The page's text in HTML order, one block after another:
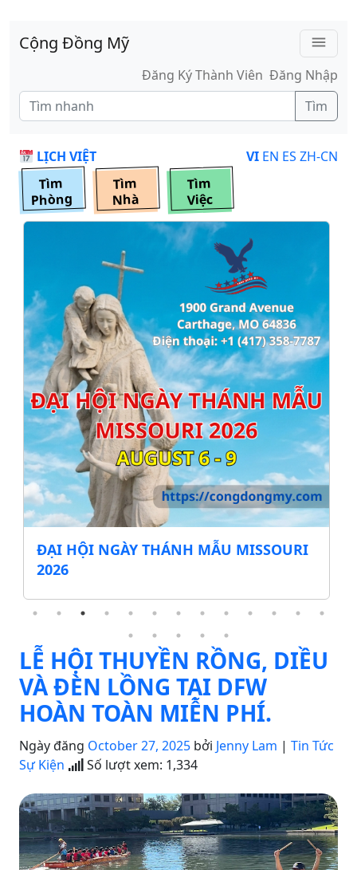
Cộng Đồng Mỹ
menu
Đăng Ký Thành Viên Đăng Nhập
Tìm
LỊCH VIỆT VI EN ES ZH-CN
Tìm
Phòng
Tìm
Nhà
Tìm
Việc
ĐẠI HỘI NGÀY THÁNH MẪU MISSOURI
2026
LỄ HỘI THUYỀN RỒNG, DIỀU
VÀ ĐÈN LỒNG TẠI DFW
HOÀN TOÀN MIỄN PHÍ.
Ngày đăng October 27, 2025 bởi Jenny Lam | Tin Tức
Sự Kiện
Số lượt xem: 1,334